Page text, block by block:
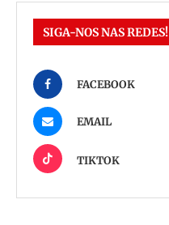
SIGA-NOS NAS REDES!
FACEBOOK
EMAIL
TIKTOK